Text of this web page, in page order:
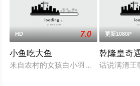
HD 7.0
小鱼吃大鱼
来自农村的女孩白小羽（齐溪 饰）是
更新1080P
乾隆皇奇
话说满清王